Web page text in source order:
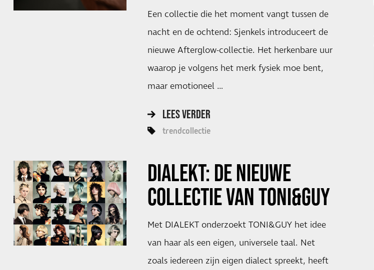
Een collectie die het moment vangt tussen de
nacht en de ochtend: Sjenkels introduceert de
nieuwe Afterglow-collectie. Het herkenbare uur
waarop je volgens het merk fysiek moe bent,
maar emotioneel …
LEES VERDER
trendcollectie
DIALEKT: DE NIEUWE
COLLECTIE VAN TONI&GUY
Met DIALEKT onderzoekt TONI&GUY het idee
van haar als een eigen, universele taal. Net
zoals iedereen zijn eigen dialect spreekt, heeft